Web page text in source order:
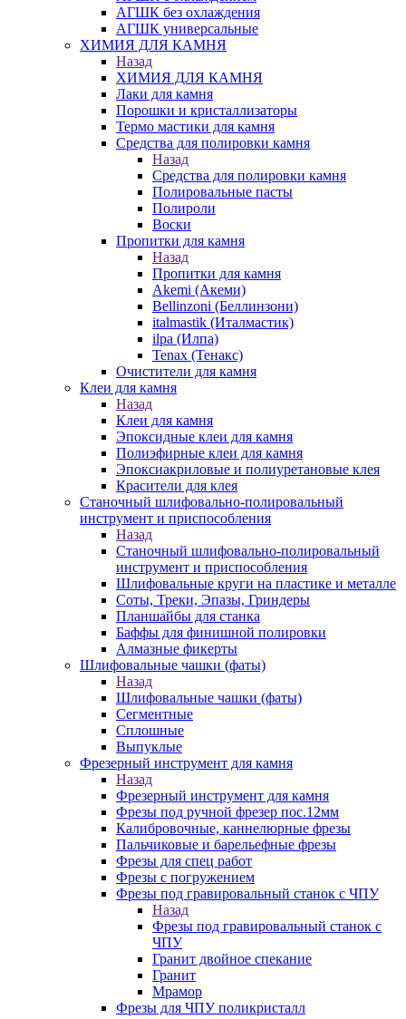
АГШК без охлаждения
АГШК универсальные
ХИМИЯ ДЛЯ КАМНЯ
Назад
ХИМИЯ ДЛЯ КАМНЯ
Лаки для камня
Порошки и кристаллизаторы
Термо мастики для камня
Средства для полировки камня
Назад
Средства для полировки камня
Полировальные пасты
Полироли
Воски
Пропитки для камня
Назад
Пропитки для камня
Akemi (Акеми)
Bellinzoni (Беллинзони)
italmastik (Италмастик)
ilpa (Илпа)
Tenax (Тенакс)
Очистители для камня
Клеи для камня
Назад
Клеи для камня
Эпоксидные клеи для камня
Полиэфирные клеи для камня
Эпоксиакриловые и полиуретановые клея
Красители для клея
Станочный шлифовально-полировальный
инструмент и приспособления
Назад
Станочный шлифовально-полировальный
инструмент и приспособления
Шлифовальные круги на пластике и металле
Соты, Треки, Эпазы, Гриндеры
Планшайбы для станка
Баффы для финишной полировки
Алмазные фикерты
Шлифовальные чашки (фаты)
Назад
Шлифовальные чашки (фаты)
Сегментные
Сплошные
Выпуклые
Фрезерный инструмент для камня
Назад
Фрезерный инструмент для камня
Фрезы под ручной фрезер пос.12мм
Калибровочные, каннелюрные фрезы
Пальчиковые и барельефные фрезы
Фрезы для спец работ
Фрезы с погружением
Фрезы под гравировальный станок с ЧПУ
Назад
Фрезы под гравировальный станок с
ЧПУ
Гранит двойное спекание
Гранит
Мрамор
Фрезы для ЧПУ поликристалл